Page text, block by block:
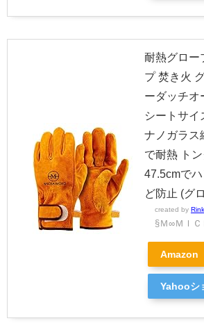
耐熱グロー
プ 焚き火
ーダッチオ
シートサイ
ナノガラス
で耐熱 ト
47.5cmで
ど防止 (グ
created by
§Ｍ∞ＭＩ
Amazon
Yahooシ